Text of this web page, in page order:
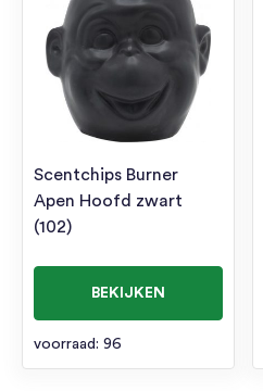
Scentchips Burner
Apen Hoofd zwart
(102)
BEKIJKEN
voorraad: 96